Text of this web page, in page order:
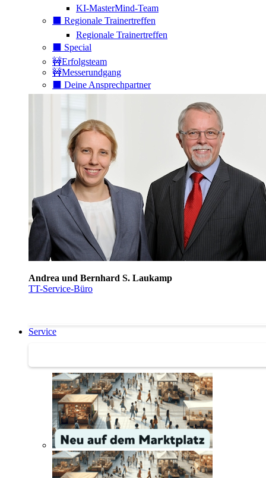
KI-MasterMind-Team
⬛️ Regionale Trainertreffen
Regionale Trainertreffen
⬛️ Special
🚧Erfolgsteam
🚧Messerundgang
⬛️ Deine Ansprechpartner
Andrea und Bernhard S. Laukamp
TT-Service-Büro
Service